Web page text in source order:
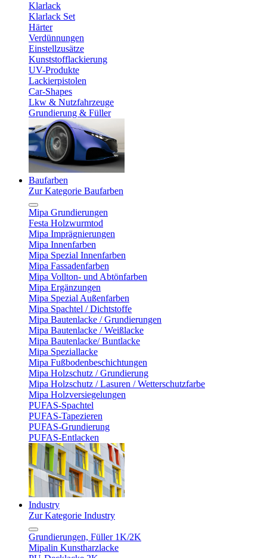
Klarlack
Klarlack Set
Härter
Verdünnungen
Einstellzusätze
Kunststofflackierung
UV-Produkte
Lackierpistolen
Car-Shapes
Lkw & Nutzfahrzeuge
Grundierung & Füller
Baufarben
Zur Kategorie Baufarben
Mipa Grundierungen
Festa Holzwurmtod
Mipa Imprägnierungen
Mipa Innenfarben
Mipa Spezial Innenfarben
Mipa Fassadenfarben
Mipa Vollton- und Abtönfarben
Mipa Ergänzungen
Mipa Spezial Außenfarben
Mipa Spachtel / Dichtstoffe
Mipa Bautenlacke / Grundierungen
Mipa Bautenlacke / Weißlacke
Mipa Bautenlacke/ Buntlacke
Mipa Speziallacke
Mipa Fußbodenbeschichtungen
Mipa Holzschutz / Grundierung
Mipa Holzschutz / Lasuren / Wetterschutzfarbe
Mipa Holzversiegelungen
PUFAS-Spachtel
PUFAS-Tapezieren
PUFAS-Grundierung
PUFAS-Entlacken
Industry
Zur Kategorie Industry
Grundierungen, Füller 1K/2K
Mipalin Kunstharzlacke